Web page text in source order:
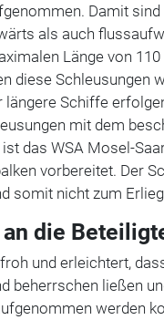
Damit
als auch
Länge von
diese Schleusungen
längere Schiffe
mit dem
ist das WSA Mosel-
vorbereitet. Der
somit nicht zum
an die
und erleichtert,
beherrschen ließen
werden